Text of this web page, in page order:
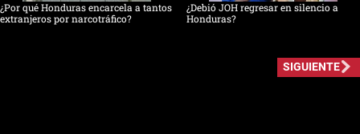
¿Por qué Honduras encarcela a tantos
extranjeros por narcotráfico?
¿Debió JOH regresar en silencio a
Honduras?
SIGUIENTE